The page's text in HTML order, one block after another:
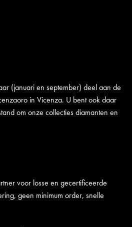
(januari en september) deel aan de
in Vicenza. U bent ook daar
om onze collecties diamanten en
voor losse en gecertificeerde
geen minimum order, snelle